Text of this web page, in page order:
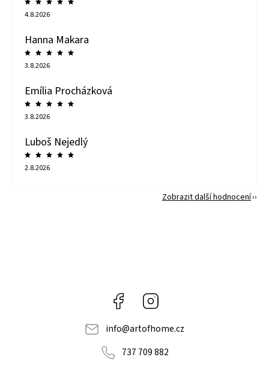
4.8.2026
Hanna Makara
3.8.2026
Emília Procházková
3.8.2026
Luboš Nejedlý
2.8.2026
Zobrazit další hodnocení
Facebook
info@artofhome.cz
737 709 882